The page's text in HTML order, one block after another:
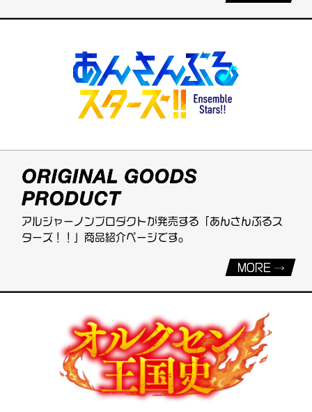
アルジャーノンプロダクトが発売する「あんさんぶるス
ターズ！！」商品紹介ページです。
MORE